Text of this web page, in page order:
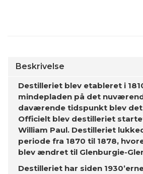
Beskrivelse
Destilleriet blev etableret i
mindepladen på det
daværende tidspunkt blev
Officielt blev destilleriet
William Paul. Destilleriet
periode fra 1870 til 1878,
blev ændret til Glenburgie-
Destilleriet har siden